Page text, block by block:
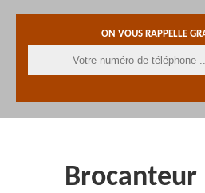
ON VOUS RAPPELLE